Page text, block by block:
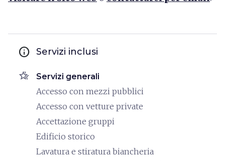
info Servizi inclusi
hotel_class Servizi generali
Accesso con mezzi pubblici
Accesso con vetture private
Accettazione gruppi
Edificio storico
Lavatura e stiratura biancheria